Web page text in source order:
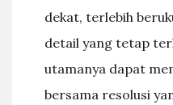
dekat, terlebih
detail yang tetap
utamanya dapat
bersama resolusi